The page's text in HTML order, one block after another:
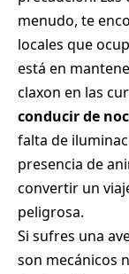
menudo, te
locales que
está en
claxon en las
conducir de
falta de
presencia de
convertir un
peligrosa.
Si sufres una
son mecánicos